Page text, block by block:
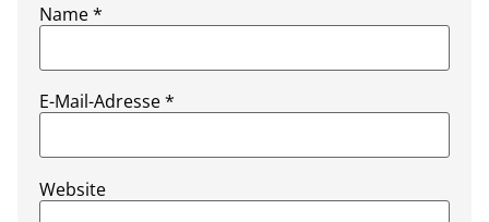
Name*
E-Mail-Adresse*
Website